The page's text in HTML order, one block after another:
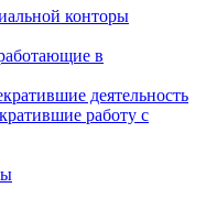
конторы
в
деятельность
работу с